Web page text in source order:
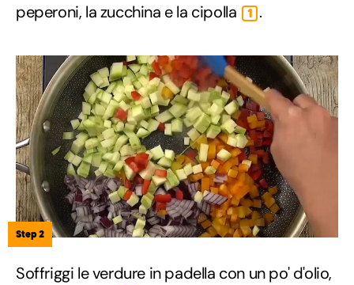
peperoni, la zucchina e la cipolla
1 .
Step 2
Soffriggi le verdure in padella con un po' d'olio,